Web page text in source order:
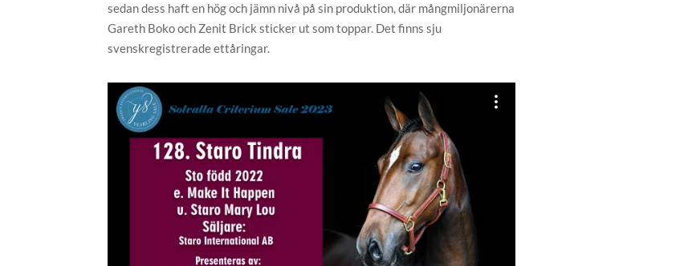
sedan dess haft en hög och jämn nivå på sin produktion, där mångmiljonärerna
Gareth Boko och Zenit Brick sticker ut som toppar. Det finns sju
svenskregistrerade ettåringar.